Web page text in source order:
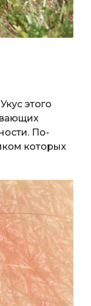
Укус этого
По-
которых